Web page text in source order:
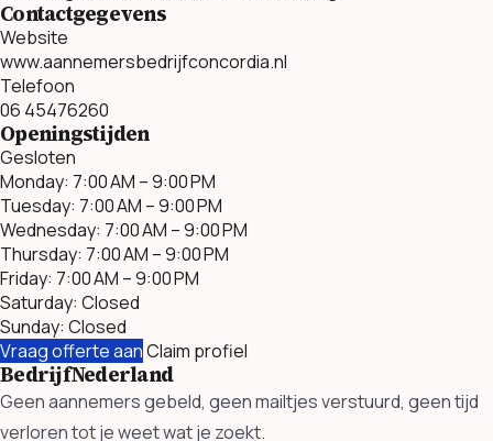
Contactgegevens
Website
www.aannemersbedrijfconcordia.nl
Telefoon
06 45476260
Openingstijden
Gesloten
Monday: 7:00 AM – 9:00 PM
Tuesday: 7:00 AM – 9:00 PM
Wednesday: 7:00 AM – 9:00 PM
Thursday: 7:00 AM – 9:00 PM
Friday: 7:00 AM – 9:00 PM
Saturday: Closed
Sunday: Closed
Vraag offerte aanClaim profiel
BedrijfNederland
Geen aannemers gebeld, geen mailtjes verstuurd, geen tijd
verloren tot je weet wat je zoekt.